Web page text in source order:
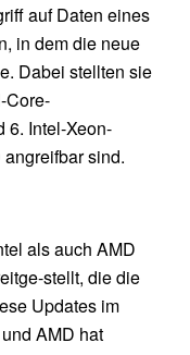
auf Daten eines
in dem die neue
Dabei stellten sie
Core-
6. Intel-Xeon-
sind.
als auch AMD
stellt, die die
Updates im
AMD hat